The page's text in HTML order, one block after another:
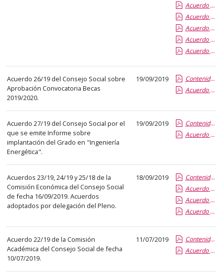
un
PDF
con
del
anuncio
completo.
Acuerdo 40-19 Modificacion RPTs PAS Funcionarios y Laboral
Acuerdo 39-19 Aprobación Cuentas Anuales FUNGE 2018
Acuerdo 35-19 Nombramiento Vicepresidentes del C.S
Acuerdo 34-19 Cese de la Vicepresidenta del C.S.
Acuerdo 36-19 Aprobación Bases Becas Colaboración del C.S
Acuerdo 26/19 del Consejo Social sobre
Aprobación Convocatoria Becas
2019/2020.
19/09/2019
Contenido de la Publicación
Acuerdo 26-19 Convocatoria Becas C.S. 2019-20
Acuerdo 27/19 del Consejo Social por el
que se emite Informe sobre
implantación del Grado en "Ingeniería
Energética".
19/09/2019
Contenido de la Publicación
Acuerdo 27-19 Informe implantación nuevo Grado
Acuerdos 23/19, 24/19 y 25/18 de la
Comisión Económica del Consejo Social
de fecha 16/09/2019. Acuerdos
adoptados por delegación del Pleno.
18/09/2019
Contenido de la Publicación
Acuerdo 24-19 Aprobación Tasas Título Nueva Implantación
Acuerdo 25-19 Aprobación Tasas Título Propio Renovación
Acuerdo 23-19 Complementos Retributivos PDI
Acuerdo 22/19 de la Comisión
Académica del Consejo Social de fecha
10/07/2019.
11/07/2019
Contenido de la Publicación
Acuerdo 22-19 Implantación Grado Optica y Optometría